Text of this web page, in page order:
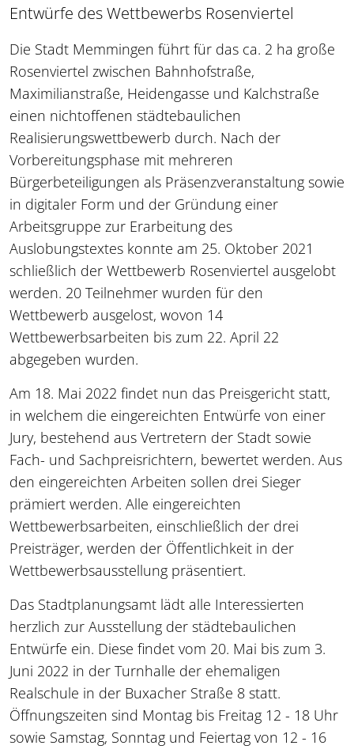
Entwürfe des Wettbewerbs Rosenviertel
Die Stadt Memmingen führt für das ca. 2 ha große
Rosenviertel zwischen Bahnhofstraße,
Maximilianstraße, Heidengasse und Kalchstraße
einen nichtoffenen städtebaulichen
Realisierungswettbewerb durch. Nach der
Vorbereitungsphase mit mehreren
Bürgerbeteiligungen als Präsenzveranstaltung sowie
in digitaler Form und der Gründung einer
Arbeitsgruppe zur Erarbeitung des
Auslobungstextes konnte am 25. Oktober 2021
schließlich der Wettbewerb Rosenviertel ausgelobt
werden. 20 Teilnehmer wurden für den
Wettbewerb ausgelost, wovon 14
Wettbewerbsarbeiten bis zum 22. April 22
abgegeben wurden.
Am 18. Mai 2022 findet nun das Preisgericht statt,
in welchem die eingereichten Entwürfe von einer
Jury, bestehend aus Vertretern der Stadt sowie
Fach- und Sachpreisrichtern, bewertet werden. Aus
den eingereichten Arbeiten sollen drei Sieger
prämiert werden. Alle eingereichten
Wettbewerbsarbeiten, einschließlich der drei
Preisträger, werden der Öffentlichkeit in der
Wettbewerbsausstellung präsentiert.
Das Stadtplanungsamt lädt alle Interessierten
herzlich zur Ausstellung der städtebaulichen
Entwürfe ein. Diese findet vom 20. Mai bis zum 3.
Juni 2022 in der Turnhalle der ehemaligen
Realschule in der Buxacher Straße 8 statt.
Öffnungszeiten sind Montag bis Freitag 12 - 18 Uhr
sowie Samstag, Sonntag und Feiertag von 12 - 16